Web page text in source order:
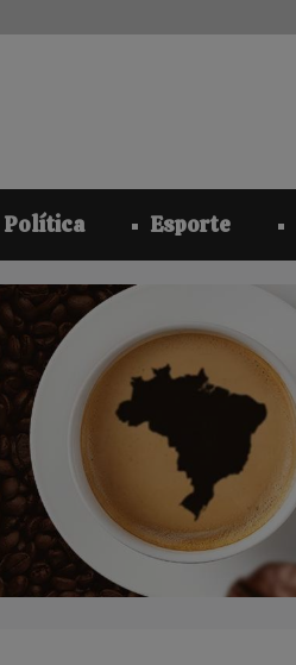
Política Esporte